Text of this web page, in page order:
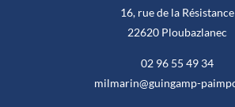
16, rue de la Résistance
22620 Ploubazlanec
02 96 55 49 34
milmarin@guingamp-